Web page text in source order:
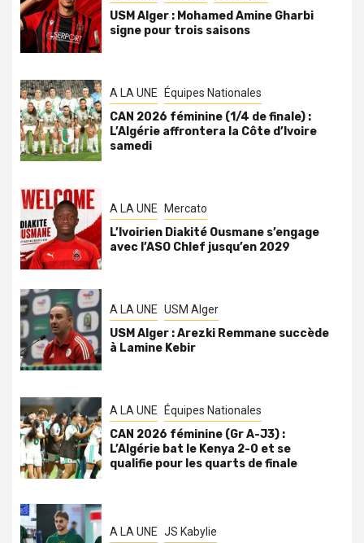
USM Alger : Mohamed Amine Gharbi
signe pour trois saisons
A LA UNE Équipes Nationales
CAN 2026 féminine (1/4 de finale) :
L’Algérie affrontera la Côte d’Ivoire
samedi
A LA UNE Mercato
L’Ivoirien Diakité Ousmane s’engage
avec l’ASO Chlef jusqu’en 2029
A LA UNE USM Alger
USM Alger : Arezki Remmane succède
à Lamine Kebir
A LA UNE Équipes Nationales
CAN 2026 féminine (Gr A-J3) :
L’Algérie bat le Kenya 2-0 et se
qualifie pour les quarts de finale
A LA UNE JS Kabylie